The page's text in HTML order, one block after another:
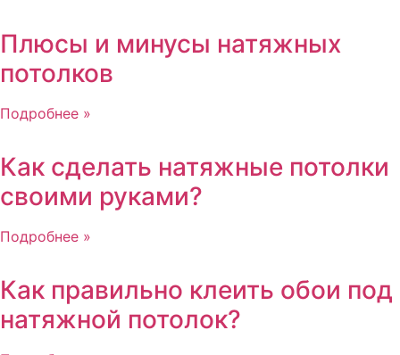
Плюсы и минусы натяжных
потолков
Подробнее »
Как сделать натяжные потолки
своими руками?
Подробнее »
Как правильно клеить обои под
натяжной потолок?